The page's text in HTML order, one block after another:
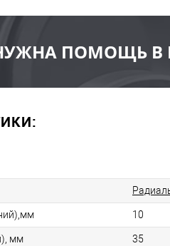
ПОМОЩЬ В
10
мм 35